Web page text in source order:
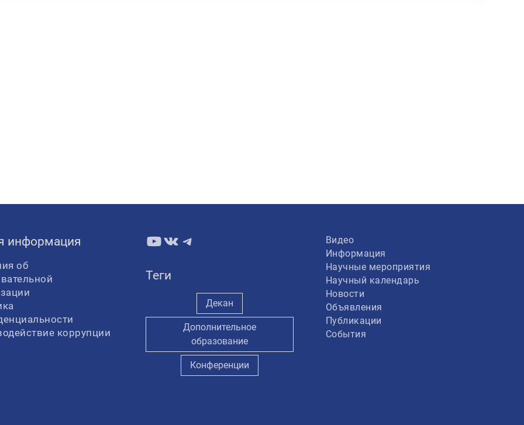
информация
об
коррупции
YouTube
ВКонтакте
Telegram
Теги
Декан
Дополнительное
образование
Конференции
Видео
Информация
Научные мероприятия
Научный календарь
Новости
Объявления
Публикации
События